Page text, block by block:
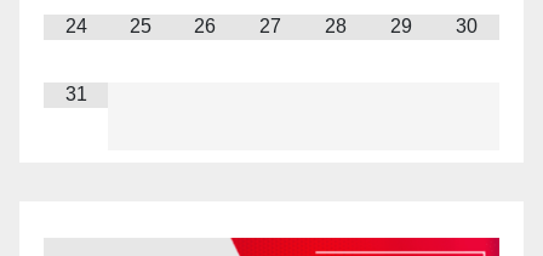
24 25 26 27 28 29 30
31